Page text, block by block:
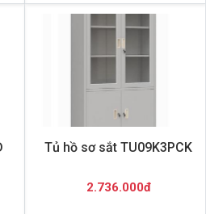
Tủ hồ sơ sắt TU09K3PCK
2.736.000đ